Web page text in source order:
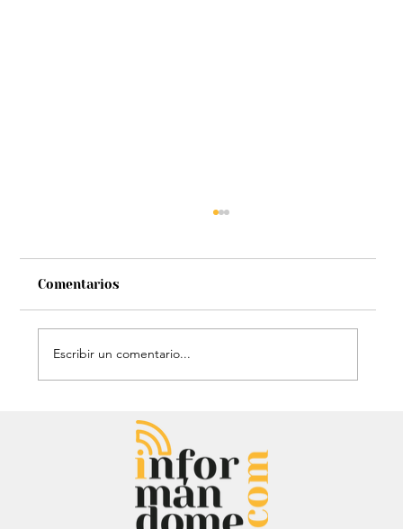
Estatua de John Lennon, que era de
Carlos Lehder, regresó al Quindío y
reabrió debate sobre memoria y
narcotráfico
Comentarios
Escribir un comentario...